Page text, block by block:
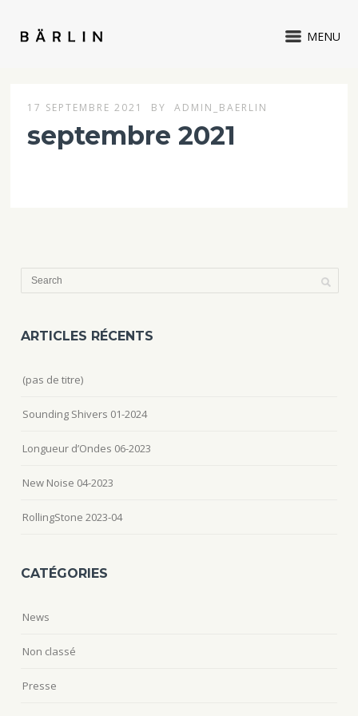
MENU
17 SEPTEMBRE 2021 BY ADMIN_BAERLIN
septembre 2021
ARTICLES RÉCENTS
(pas de titre)
Sounding Shivers 01-2024
Longueur d’Ondes 06-2023
New Noise 04-2023
RollingStone 2023-04
CATÉGORIES
News
Non classé
Presse